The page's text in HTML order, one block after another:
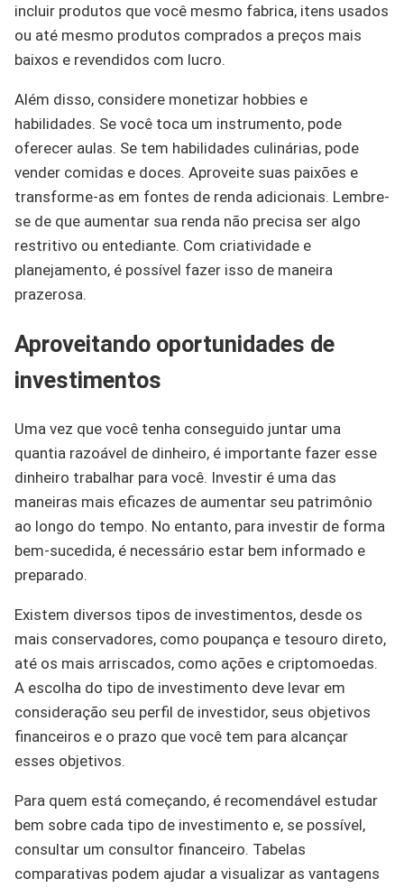
incluir produtos que você mesmo fabrica, itens usados
ou até mesmo produtos comprados a preços mais
baixos e revendidos com lucro.
Além disso, considere monetizar hobbies e
habilidades. Se você toca um instrumento, pode
oferecer aulas. Se tem habilidades culinárias, pode
vender comidas e doces. Aproveite suas paixões e
transforme-as em fontes de renda adicionais. Lembre-
se de que aumentar sua renda não precisa ser algo
restritivo ou entediante. Com criatividade e
planejamento, é possível fazer isso de maneira
prazerosa.
Aproveitando oportunidades de
investimentos
Uma vez que você tenha conseguido juntar uma
quantia razoável de dinheiro, é importante fazer esse
dinheiro trabalhar para você. Investir é uma das
maneiras mais eficazes de aumentar seu patrimônio
ao longo do tempo. No entanto, para investir de forma
bem-sucedida, é necessário estar bem informado e
preparado.
Existem diversos tipos de investimentos, desde os
mais conservadores, como poupança e tesouro direto,
até os mais arriscados, como ações e criptomoedas.
A escolha do tipo de investimento deve levar em
consideração seu perfil de investidor, seus objetivos
financeiros e o prazo que você tem para alcançar
esses objetivos.
Para quem está começando, é recomendável estudar
bem sobre cada tipo de investimento e, se possível,
consultar um consultor financeiro. Tabelas
comparativas podem ajudar a visualizar as vantagens